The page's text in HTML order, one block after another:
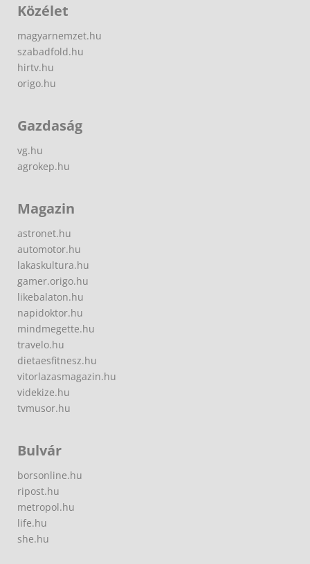
Közélet
magyarnemzet.hu
szabadfold.hu
hirtv.hu
origo.hu
Gazdaság
vg.hu
agrokep.hu
Magazin
astronet.hu
automotor.hu
lakaskultura.hu
gamer.origo.hu
likebalaton.hu
napidoktor.hu
mindmegette.hu
travelo.hu
dietaesfitnesz.hu
vitorlazasmagazin.hu
videkize.hu
tvmusor.hu
Bulvár
borsonline.hu
ripost.hu
metropol.hu
life.hu
she.hu